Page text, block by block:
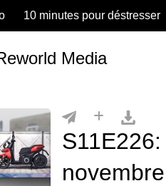
10 minutes pour déstresser
Media